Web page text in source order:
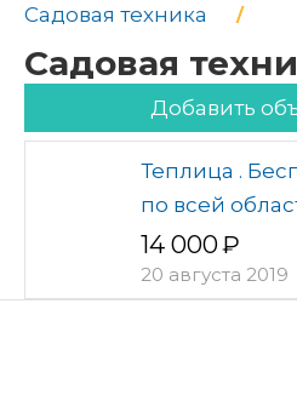
Садовая техника
Садовая
Добавить
Теплица .
по всей
14 000
20 августа 2019